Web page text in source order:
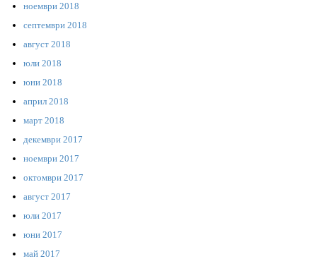
ноември 2018
септември 2018
август 2018
юли 2018
юни 2018
април 2018
март 2018
декември 2017
ноември 2017
октомври 2017
август 2017
юли 2017
юни 2017
май 2017